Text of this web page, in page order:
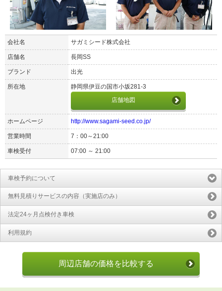
会社名 サガミシード株式会社
店舗名 長岡SS
ブランド 出光
所在地
静岡県伊豆の国市小坂281-3
店舗地図
ホームページ http://www.sagami-seed.co.jp/
営業時間 7：00～21:00
車検受付 07:00 ～ 21:00
車検予約について
無料見積りサービスの内容（実施店のみ）
法定24ヶ月点検付き車検
利用規約
周辺店舗の価格を比較する